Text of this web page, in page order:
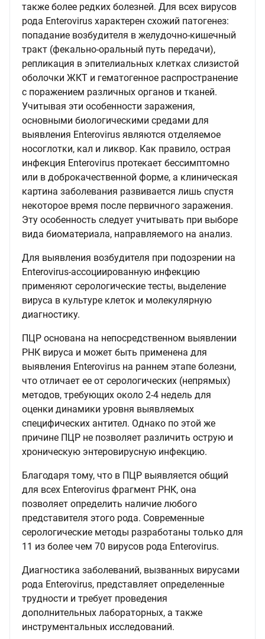
также более редких болезней. Для всех вирусов
рода Enterovirus характерен схожий патогенез:
попадание возбудителя в желудочно-кишечный
тракт (фекально-оральный путь передачи),
репликация в эпителиальных клетках слизистой
оболочки ЖКТ и гематогенное распространение
с поражением различных органов и тканей.
Учитывая эти особенности заражения,
основными биологическими средами для
выявления Enterovirus являются отделяемое
носоглотки, кал и ликвор. Как правило, острая
инфекция Enterovirus протекает бессимптомно
или в доброкачественной форме, а клиническая
картина заболевания развивается лишь спустя
некоторое время после первичного заражения.
Эту особенность следует учитывать при выборе
вида биоматериала, направляемого на анализ.
Для выявления возбудителя при подозрении на
Enterovirus-ассоциированную инфекцию
применяют серологические тесты, выделение
вируса в культуре клеток и молекулярную
диагностику.
ПЦР основана на непосредственном выявлении
РНК вируса и может быть применена для
выявления Enterovirus на раннем этапе болезни,
что отличает ее от серологических (непрямых)
методов, требующих около 2-4 недель для
оценки динамики уровня выявляемых
специфических антител. Однако по этой же
причине ПЦР не позволяет различить острую и
хроническую энтеровирусную инфекцию.
Благодаря тому, что в ПЦР выявляется общий
для всех Enterovirus фрагмент РНК, она
позволяет определить наличие любого
представителя этого рода. Современные
серологические методы разработаны только для
11 из более чем 70 вирусов рода Enterovirus.
Диагностика заболеваний, вызванных вирусами
рода Enterovirus, представляет определенные
трудности и требует проведения
дополнительных лабораторных, а также
инструментальных исследований.